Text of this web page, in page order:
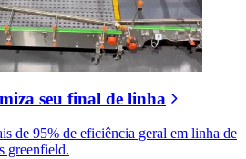
seu final de linha
de 95% de eficiência geral em linha de
greenfield.